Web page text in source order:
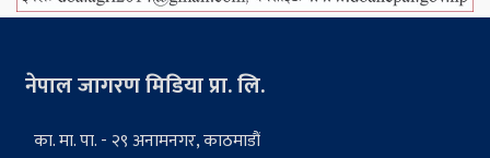
नेपाल जागरण मिडिया प्रा. लि.
का. मा. पा. - २९ अनामनगर, काठमाडौं